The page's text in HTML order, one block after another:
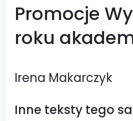
Promocje
roku
Irena Makarczyk
Inne teksty tego